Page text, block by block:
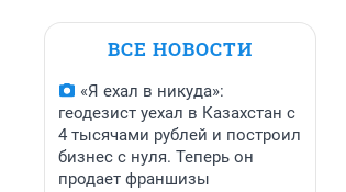
ВСЕ НОВОСТИ
«Я ехал в никуда»:
геодезист уехал в Казахстан с
4 тысячами рублей и построил
бизнес с нуля. Теперь он
продает франшизы